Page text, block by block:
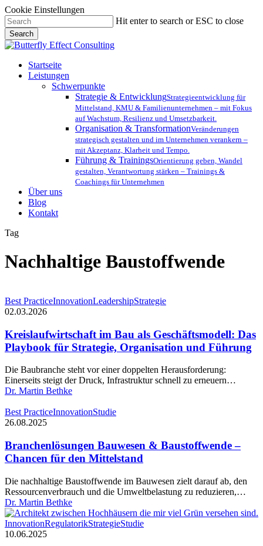
Cookie Einstellungen
Skip
to
main
content
Hit enter to search or ESC to close
Search
Close
Menu
Startseite
Leistungen
Schwerpunkte
Strategie & EntwicklungStrategieentwicklung für
Mittelstand, KMU & Familienunternehmen – mit Fokus
auf Wachstum, Resilienz und Umsetzbarkeit.
Organisation & TransformationVeränderungen
strategisch gestalten und im Unternehmen verankern –
mit Akzeptanz, Klarheit und Tempo.
Führung & TrainingsOrientierung geben, Wandel
gestalten, Verantwortung stärken – Trainings &
Coachings für Unternehmen
Über uns
Blog
Kontakt
Tag
Nachhaltige Baustoffwende
Kreislaufwirtschaft
im
als
Geschäftsmodell:
Das
für
Strategie,
Organisation
Führung
Best PracticeInnovationLeadershipStrategie
02.03.2026
Kreislaufwirtschaft im Bau als Geschäftsmodell: Das
Playbook für Strategie, Organisation und Führung
Die Baubranche steht vor einer doppelten Herausforderung:
Einerseits steigt der Druck, Infrastruktur schnell zu erneuern…
Dr. Martin Bethke
Branchenlösungen
Bauwesen
Baustoffwende
–
Chancen
den
Mittelstand
Best PracticeInnovationStudie
26.08.2025
Branchenlösungen Bauwesen & Baustoffwende –
Chancen für den Mittelstand
Die nachhaltige Baustoffwende im Bauwesen zielt darauf ab, den
Ressourcenverbrauch und die Umweltbelastung zu reduzieren,…
Dr. Martin Bethke
Warum
die
InnovationRegulatorikStrategieStudie
10.06.2025